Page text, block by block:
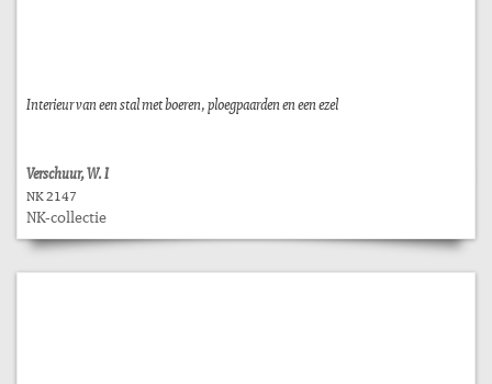
Interieur van een stal met boeren, ploegpaarden en een ezel
Verschuur, W. I
NK 2147
NK-collectie